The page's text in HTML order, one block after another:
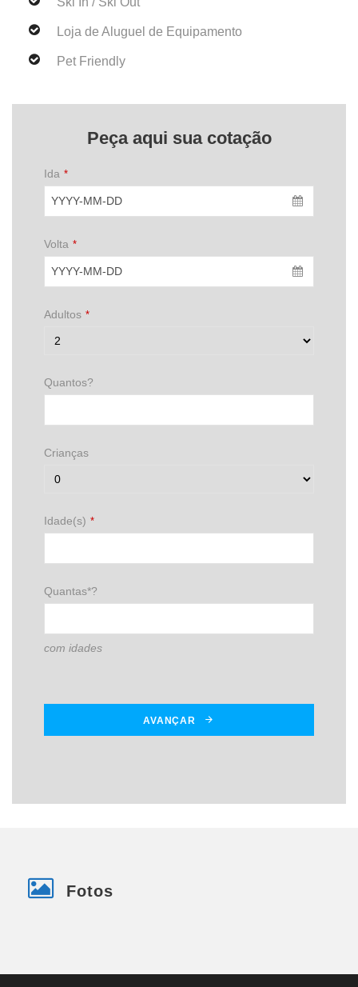
Loja de Aluguel de Equipamento
Pet Friendly
Peça aqui sua cotação
Ida *
Volta *
Adultos *
Quantos?
Crianças
Idade(s) *
Quantas*?
com idades
AVANÇAR
Fotos